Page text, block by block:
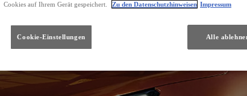
Cookies auf Ihrem Gerät gespeichert.
Zu den Datenschutzhinweisen Impressum
Cookie-Einstellungen Alle